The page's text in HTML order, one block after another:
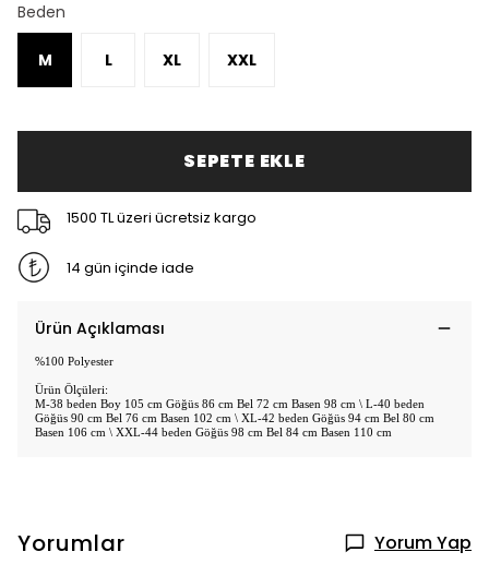
Beden
M L XL XXL
SEPETE EKLE
1500 TL üzeri ücretsiz kargo
14 gün içinde iade
Ürün Açıklaması
%100 Polyester
Ürün Ölçüleri:
M-38 beden Boy 105 cm Göğüs 86 cm Bel 72 cm Basen 98 cm \ L-40 beden
Göğüs 90 cm Bel 76 cm Basen 102 cm \ XL-42 beden Göğüs 94 cm Bel 80 cm
Basen 106 cm \ XXL-44 beden Göğüs 98 cm Bel 84 cm Basen 110 cm
Yorumlar Yorum Yap